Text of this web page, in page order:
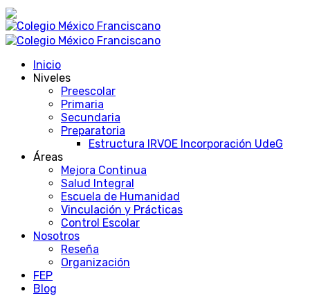
Inicio
Niveles
Preescolar
Primaria
Secundaria
Preparatoria
Estructura IRVOE Incorporación UdeG
Áreas
Mejora Continua
Salud Integral
Escuela de Humanidad
Vinculación y Prácticas
Control Escolar
Nosotros
Reseña
Organización
FEP
Blog